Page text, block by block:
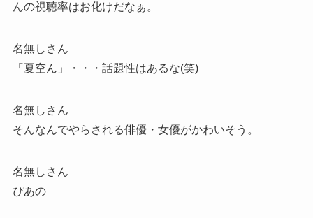
んの視聴率はお化けだなぁ。
名無しさん
「夏空ん」・・・話題性はあるな(笑)
名無しさん
そんなんでやらされる俳優・女優がかわいそう。
名無しさん
ぴあの